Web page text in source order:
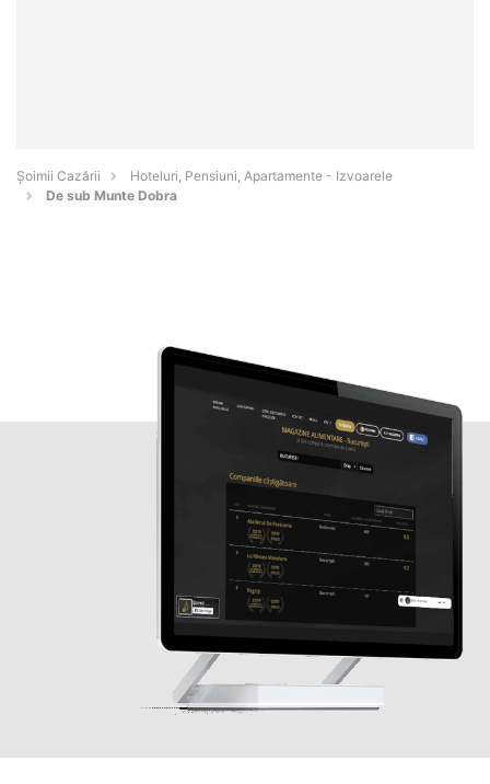
Șoimii Cazării
Hoteluri, Pensiuni, Apartamente - Izvoarele
De sub Munte Dobra